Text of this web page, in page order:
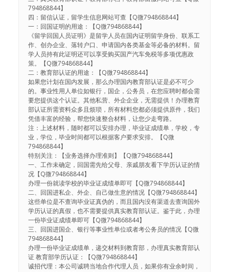
794868844】
四：留信认证，留学生信息网站可查【Q微794868844】
一：回国证明的用途：【Q微794868844】
《留学回国人员证明》是留学人员在国内证明留学身份、联系工
作、创办企业、落转户口、申请国内各类基金等必备的材料。留
学人员持有此证明还可以享受购买国产汽车免税等多项优惠政
策。【Q微794868844】
二：教育部认证的用途：【Q微794868844】
如果您计划在国内发展，那么办理国内教育部认证是必不可少
的。事业性用人单位如银行，国企，公务员，在您应聘时都会需
要您提供这个认证。其他私营、外企企业，无需提供！办理教育
部认证所需资料众多且烦琐，所有材料您都必须提供原件，我们
凭借丰富的经验，帮您快速整合材料，让您少走弯路。
注：上述材料，随时都可以安排办理，毕业证成绩单，学校，专
业，学位，毕业时间都可以根据客户要求安排。【Q微
794868844】
特别关注：【业务选择办理准则】【Q微794868844】
一、工作未确定，回国需先给父母、亲戚朋友看下学历认证的情
况【Q微794868844】
办理一份就读学校的毕业证成绩单即可【Q微794868844】
二、回国进私企、外企、自己做生意的情况【Q微794868844】
这些单位是不查询毕业证真伪的，而且国内没有渠道去查询国外
学历认证的真假，也不需要提供真实教育部认证。鉴于此，办理
一份毕业证成绩单即可【Q微794868844】
三、回国进国企、银行等事业性单位或者考公务员的情况【Q微
794868844】
办理一份毕业证成绩单，递交材料到教育部，办理真实教育部认
证 教育部学历认证：【Q微794868844】
诚招代理：本公司诚聘当地合作代理人员，如果你有业余时间，